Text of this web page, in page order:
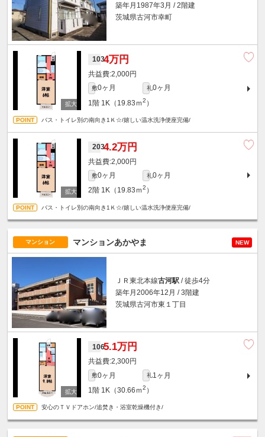
築年月1987年3月 / 2階建
茨城県古河市幸町
1034万円
2,000円
敷0ヶ月 礼0ヶ月
1階 1K（19.83ｍ2 ）
バス・トイレ別の南向き1Ｋ☆/嬉しい温水洗浄便座完備/
2034.2万円
2,000円
敷0ヶ月 礼0ヶ月
2階 1K（19.83ｍ2 ）
バス・トイレ別の南向き1Ｋ☆/嬉しい温水洗浄便座完備/
マンション マンションあかやま NEW
ＪＲ東北本線古河駅 / 徒歩4分
築年月2006年12月 / 3階建
茨城県古河市東１丁目
1065.1万円
2,300円
敷0ヶ月 礼1ヶ月
1階 1K（30.66ｍ2 ）
安心のＴＶドアホン/追焚き・浴室乾燥機付き/